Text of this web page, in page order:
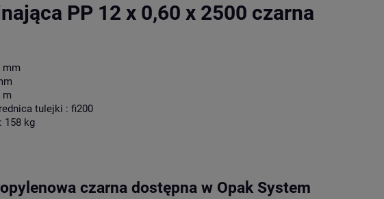
PP 12 x 0,60 x 2500 czarna
mm
m
tulejki : fi200
158 kg
czarna dostępna w Opak System